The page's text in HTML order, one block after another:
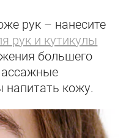
рук – нанесите
рук и кутикулы
большего
напитать кожу.